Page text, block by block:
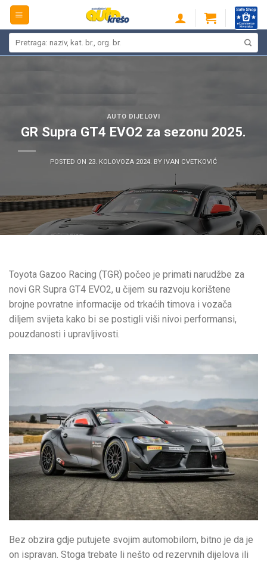
Skip
content
AUTO DIJELOVI
GR Supra GT4 EVO2 za sezonu 2025.
POSTED ON 23. KOLOVOZA 2024. BY IVAN CVETKOVIĆ
Toyota Gazoo Racing (TGR) počeo je primati narudžbe za
novi GR Supra GT4 EVO2, u čijem su razvoju korištene
brojne povratne informacije od trkaćih timova i vozača
diljem svijeta kako bi se postigli viši nivoi performansi,
pouzdanosti i upravljivosti.
Bez obzira gdje putujete svojim automobilom, bitno je da je
on ispravan. Stoga trebate li nešto od rezervnih dijelova ili